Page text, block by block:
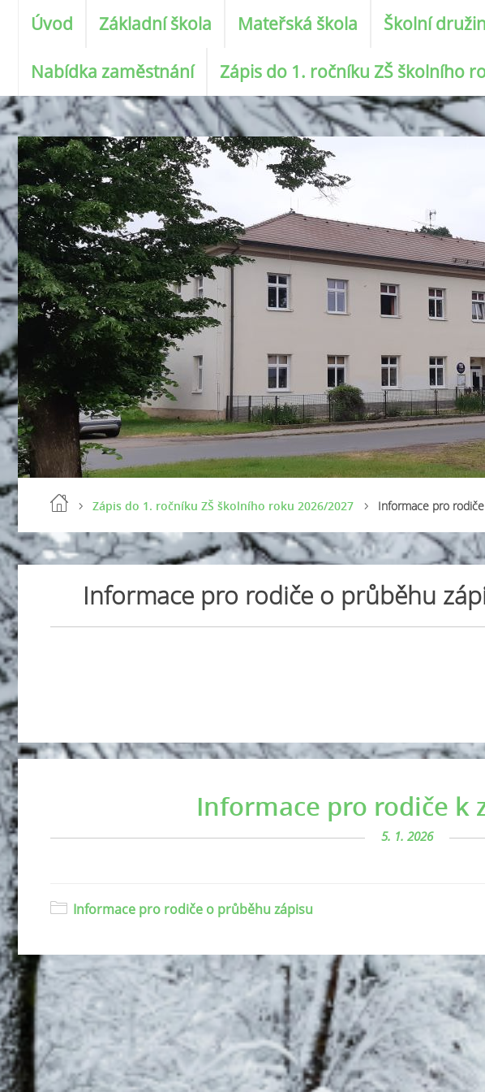
Úvod Základní škola Mateřská škola Školní
Nabídka zaměstnání Zápis do 1. ročníku ZŠ školního
Zápis do 1. ročníku ZŠ školního roku 2026/2027 Informace pro
Informace pro rodiče o průběhu
Informace pro rodiče k
5. 1. 2026
Informace pro rodiče o průběhu zápisu